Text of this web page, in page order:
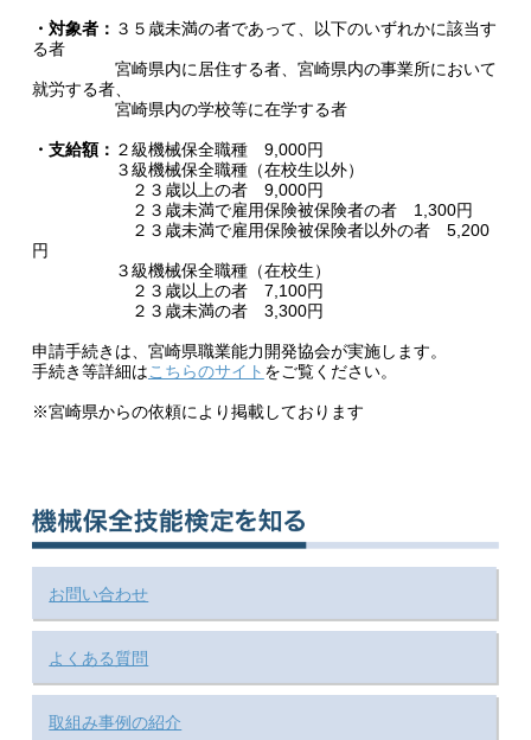
・対象者： ３５歳未満の者であって、以下のいずれかに該当す
る者
宮崎県内に居住する者、宮崎県内の事業所において
就労する者、
宮崎県内の学校等に在学する者
・支給額： ２級機械保全職種 9,000円
３級機械保全職種（在校生以外）
２３歳以上の者 9,000円
２３歳未満で雇用保険被保険者の者 1,300円
２３歳未満で雇用保険被保険者以外の者 5,200
円
３級機械保全職種（在校生）
２３歳以上の者 7,100円
２３歳未満の者 3,300円
申請手続きは、宮崎県職業能力開発協会が実施します。
手続き等詳細はこちらのサイト をご覧ください。
※宮崎県からの依頼により掲載しております
お問い合わせ
よくある質問
取組み事例の紹介